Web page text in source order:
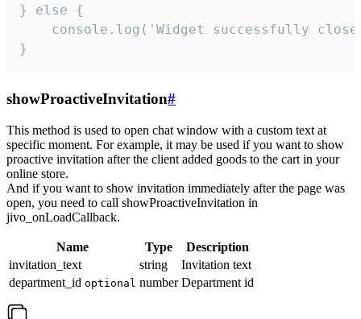
} else {
console.log('Widget successfully
}
showProactiveInvitation#
This method is used to open chat window with a custom text at
specific moment. For example, it may be used if you want to show
proactive invitation after the client added goods to the cart in your
online store.
And if you want to show invitation immediately after the page was
open, you need to call showProactiveInvitation in
jivo_onLoadCallback.
Name Type
Description
invitation_text
string
Invitation text
department_id optional number Department id